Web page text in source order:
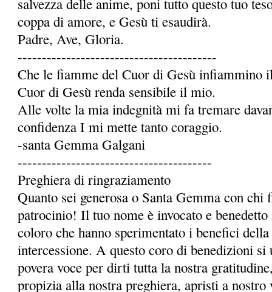
coppa di amore, e Gesù ti esaudirà.
Padre, Ave, Gloria.
-----------------------------------------
Che le fiamme del Cuor di Gesù infiammino
Cuor di Gesù renda sensibile il mio.
Alle volte la mia indegnità mi fa tremare
confidenza I mi mette tanto coraggio.
-santa Gemma Galgani
----------------------------------------
Preghiera di ringraziamento
Quanto sei generosa o Santa Gemma con
patrocinio! Il tuo nome è invocato e
coloro che hanno sperimentato i benefici
intercessione. A questo coro di benedizioni si
povera voce per dirti tutta la nostra
propizia alla nostra preghiera, apristi a nostro